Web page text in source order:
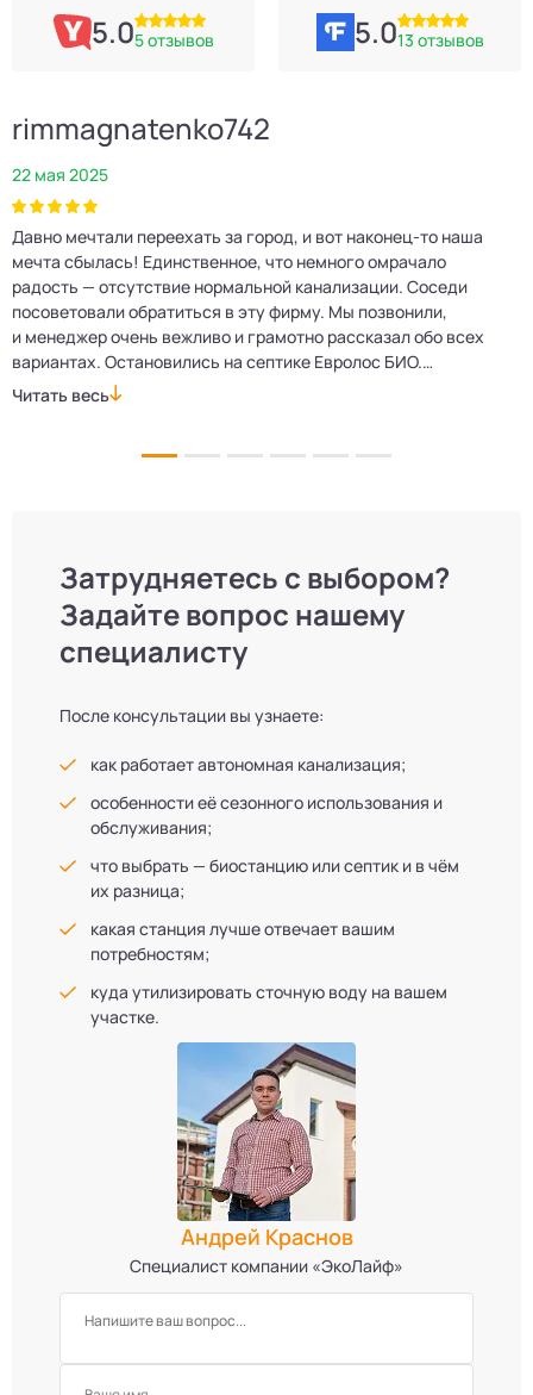
5.05 отзывов 5.013 отзывов
rimmagnatenko742
22 мая 2025
Давно мечтали переехать за город, и вот наконец‑то наша
мечта сбылась! Единственное, что немного омрачало
радость — отсутствие нормальной канализации. Соседи
посоветовали обратиться в эту фирму. Мы позвонили,
и менеджер очень вежливо и грамотно рассказал обо всех
вариантах. Остановились на септике Евролос БИО.
Монтажники приехали вовремя, установили всё быстро
Читать весь
Затрудняетесь с выбором?
Задайте вопрос нашему
специалисту
После консультации вы узнаете:
как работает автономная канализация;
особенности её сезонного использования и
обслуживания;
что выбрать — биостанцию или септик и в чём
их разница;
какая станция лучше отвечает вашим
потребностям;
куда утилизировать сточную воду на вашем
участке.
Андрей Краснов
Специалист компании «ЭкоЛайф»